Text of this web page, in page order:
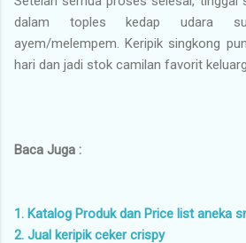
dalam toples kedap udara
ayem/melempem. Keripik singkong
hari dan jadi stok camilan favorit
Baca Juga :
1. Katalog Produk dan Price list aneka
2. Jual keripik ceker crispy